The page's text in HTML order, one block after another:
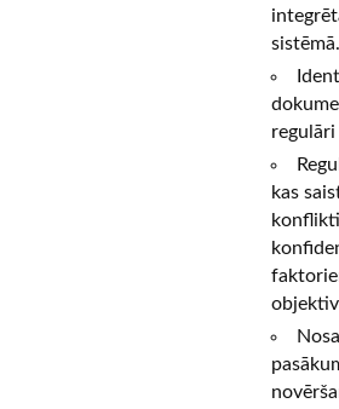
sistēmā.
kas